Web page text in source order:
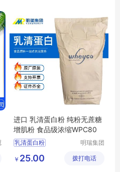
进口 乳清蛋白粉 纯粉无蔗糖
增肌粉 食品级浓缩WPC80
乳清蛋白粉
纯粉无蔗糖增肌粉
明瑞集团
有限公司
￥ 25.00 拨打电话